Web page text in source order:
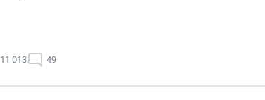
11 013 49